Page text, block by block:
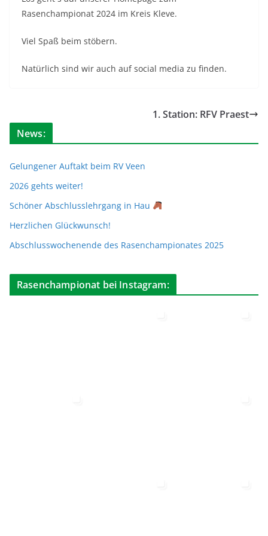
Rasenchampionat 2024 im Kreis Kleve.
Viel Spaß beim stöbern.
Natürlich sind wir auch auf social media zu finden.
1. Station: RFV Praest
News:
Gelungener Auftakt beim RV Veen
2026 gehts weiter!
Schöner Abschlusslehrgang in Hau
Herzlichen Glückwunsch!
Abschlusswochenende des Rasenchampionates 2025
Rasenchampionat bei Instagram: